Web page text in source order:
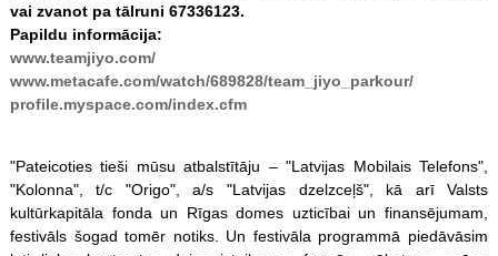
vai zvanot pa tālruni 67336123.
Papildu informācija:
www.teamjiyo.com/
www.metacafe.com/watch/689828/team_jiyo_parkour/
profile.myspace.com/index.cfm
"Pateicoties tieši mūsu atbalstītāju – "Latvijas Mobilais Telefons",
"Kolonna", t/c "Origo", a/s "Latvijas dzelzceļš", kā arī Valsts
kultūrkapitāla fonda un Rīgas domes uzticībai un finansējumam,
festivāls šogad tomēr notiks. Un festivāla programmā piedāvāsim